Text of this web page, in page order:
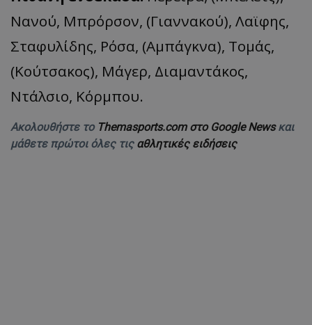
Νανού, Μπρόρσον, (Γιαννακού), Λαϊφης,
Σταφυλίδης, Ρόσα, (Αμπάγκνα), Τομάς,
(Κούτσακος), Μάγερ, Διαμαντάκος,
Ντάλσιο, Κόρμπου.
Ακολουθήστε το Themasports.com στο Google Newsκαι
μάθετε πρώτοι όλες τις αθλητικές ειδήσεις